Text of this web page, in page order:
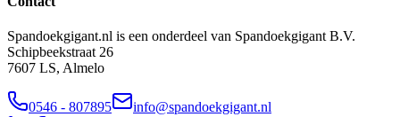
Spandoekgigant.nl is een onderdeel van Spandoekgigant B.V.
Schipbeekstraat 26
7607 LS, Almelo
0546 - 807895 info@spandoekgigant.nl